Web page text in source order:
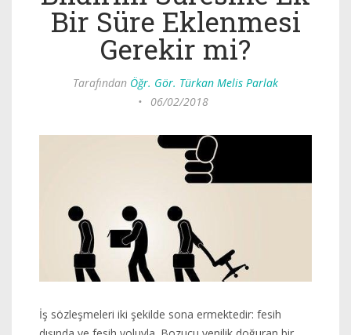
Bir Süre Eklenmesi
Gerekir mi?
Tarafından Öğr. Gör. Türkan Melis Parlak
•
06/02/2018
İş sözleşmeleri iki şekilde sona ermektedir: fesih